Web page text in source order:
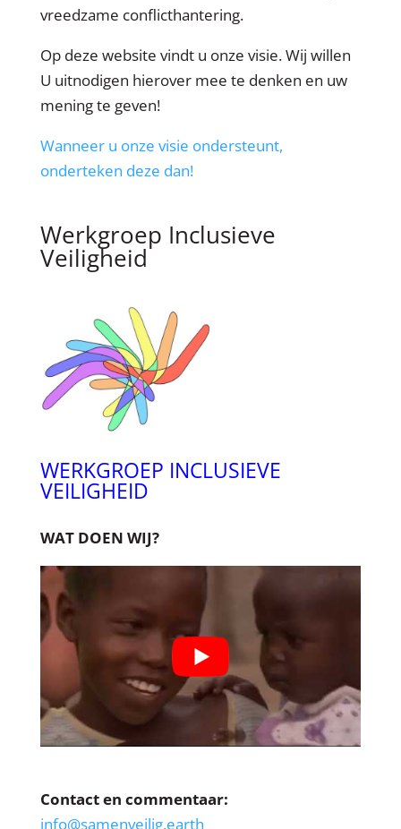
vreedzame conflicthantering.
Op deze website vindt u onze visie. Wij willen
U uitnodigen hierover mee te denken en uw
mening te geven!
Wanneer u onze visie ondersteunt,
onderteken deze dan!
Werkgroep Inclusieve
Veiligheid
WERKGROEP INCLUSIEVE
VEILIGHEID
WAT DOEN WIJ?
Contact en commentaar:
info@samenveilig.earth